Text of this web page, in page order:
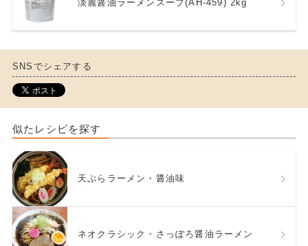
淡麗醤油ラーメンスープ(AH-459) 2kg
SNSでシェアする
似たレシピを探す
天ぷらラーメン・醤油味
ネオクラシック・さっぽろ醤油ラーメン